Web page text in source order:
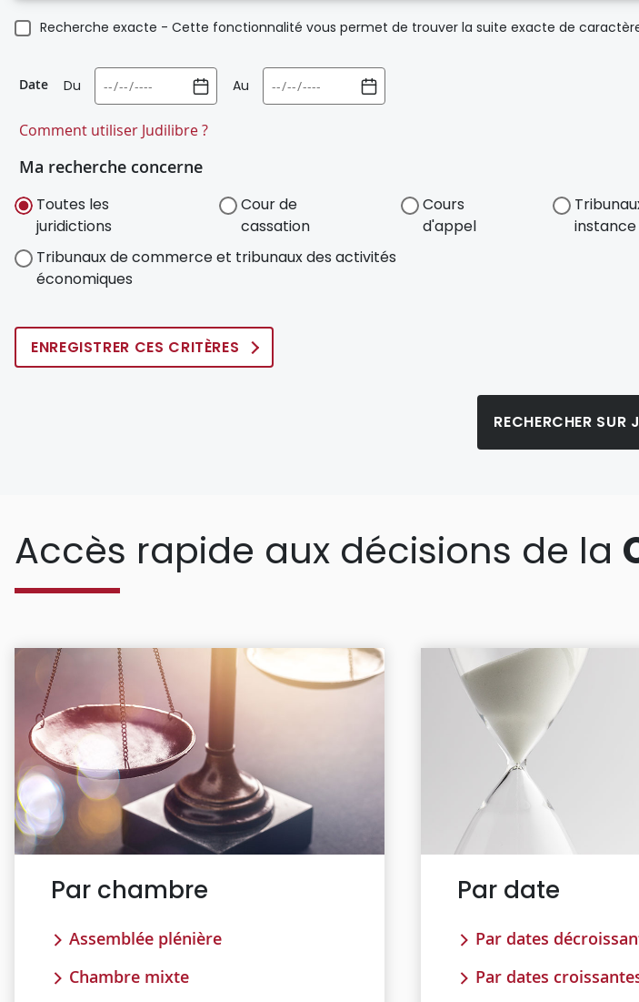
Recherche exacte - Cette fonctionnalité vous permet de trouver la suite exacte de
Date Du Au
Comment utiliser Judilibre ?
Ma recherche concerne
Toutes les
juridictions
Cour de
cassation
Cours
d'appel
instance
Tribunaux de commerce et tribunaux des activités
économiques
ENREGISTRER CES CRITÈRES
Accès rapide aux décisions de la
Par chambre
Assemblée plénière
Chambre mixte
Par date
Par dates
Par dates